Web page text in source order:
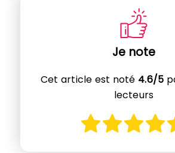
Je note
Cet article est noté 4.6/5
lecteurs